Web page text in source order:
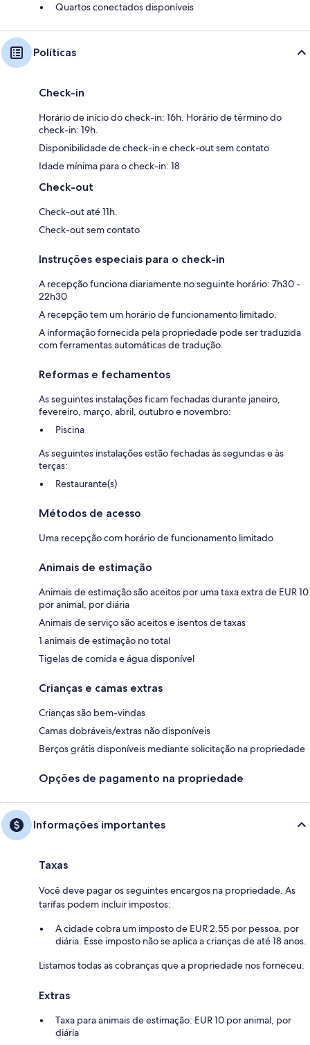
Quartos conectados disponíveis
Políticas
Check-in
Horário de início do check-in: 16h. Horário de término do
check-in: 19h.
Disponibilidade de check-in e check-out sem contato
Idade mínima para o check-in: 18
Check-out
Check-out até 11h.
Check-out sem contato
Instruções especiais para o check-in
A recepção funciona diariamente no seguinte horário: 7h30 -
22h30
A recepção tem um horário de funcionamento limitado.
A informação fornecida pela propriedade pode ser traduzida
com ferramentas automáticas de tradução.
Reformas e fechamentos
As seguintes instalações ficam fechadas durante janeiro,
fevereiro, março, abril, outubro e novembro:
Piscina
As seguintes instalações estão fechadas às segundas e às
terças:
Restaurante(s)
Métodos de acesso
Uma recepção com horário de funcionamento limitado
Animais de estimação
Animais de estimação são aceitos por uma taxa extra de EUR 10
por animal, por diária
Animais de serviço são aceitos e isentos de taxas
1 animais de estimação no total
Tigelas de comida e água disponível
Crianças e camas extras
Crianças são bem-vindas
Camas dobráveis/extras não disponíveis
Berços grátis disponíveis mediante solicitação na propriedade
Opções de pagamento na propriedade
Informações importantes
Taxas
Você deve pagar os seguintes encargos na propriedade. As
tarifas podem incluir impostos:
A cidade cobra um imposto de EUR 2.55 por pessoa, por
diária. Esse imposto não se aplica a crianças de até 18 anos.
Listamos todas as cobranças que a propriedade nos forneceu.
Extras
Taxa para animais de estimação: EUR 10 por animal, por
diária